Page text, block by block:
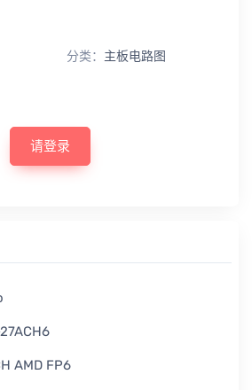
分类： 主板电路图
请登录
AMD FP6